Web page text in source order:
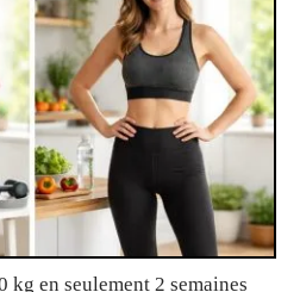
en seulement 2 semaines